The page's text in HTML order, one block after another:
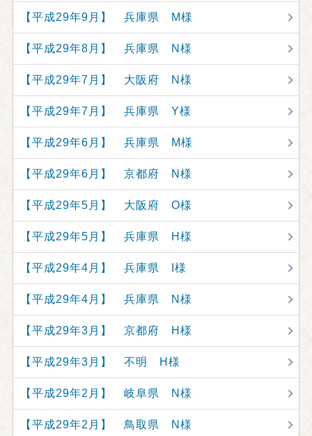
【平成29年9月】 兵庫県 M様
【平成29年8月】 兵庫県 N様
【平成29年7月】 大阪府 N様
【平成29年7月】 兵庫県 Y様
【平成29年6月】 兵庫県 M様
【平成29年6月】 京都府 N様
【平成29年5月】 大阪府 O様
【平成29年5月】 兵庫県 H様
【平成29年4月】 兵庫県 I様
【平成29年4月】 兵庫県 N様
【平成29年3月】 京都府 H様
【平成29年3月】 不明 H様
【平成29年2月】 岐阜県 N様
【平成29年2月】 鳥取県 N様